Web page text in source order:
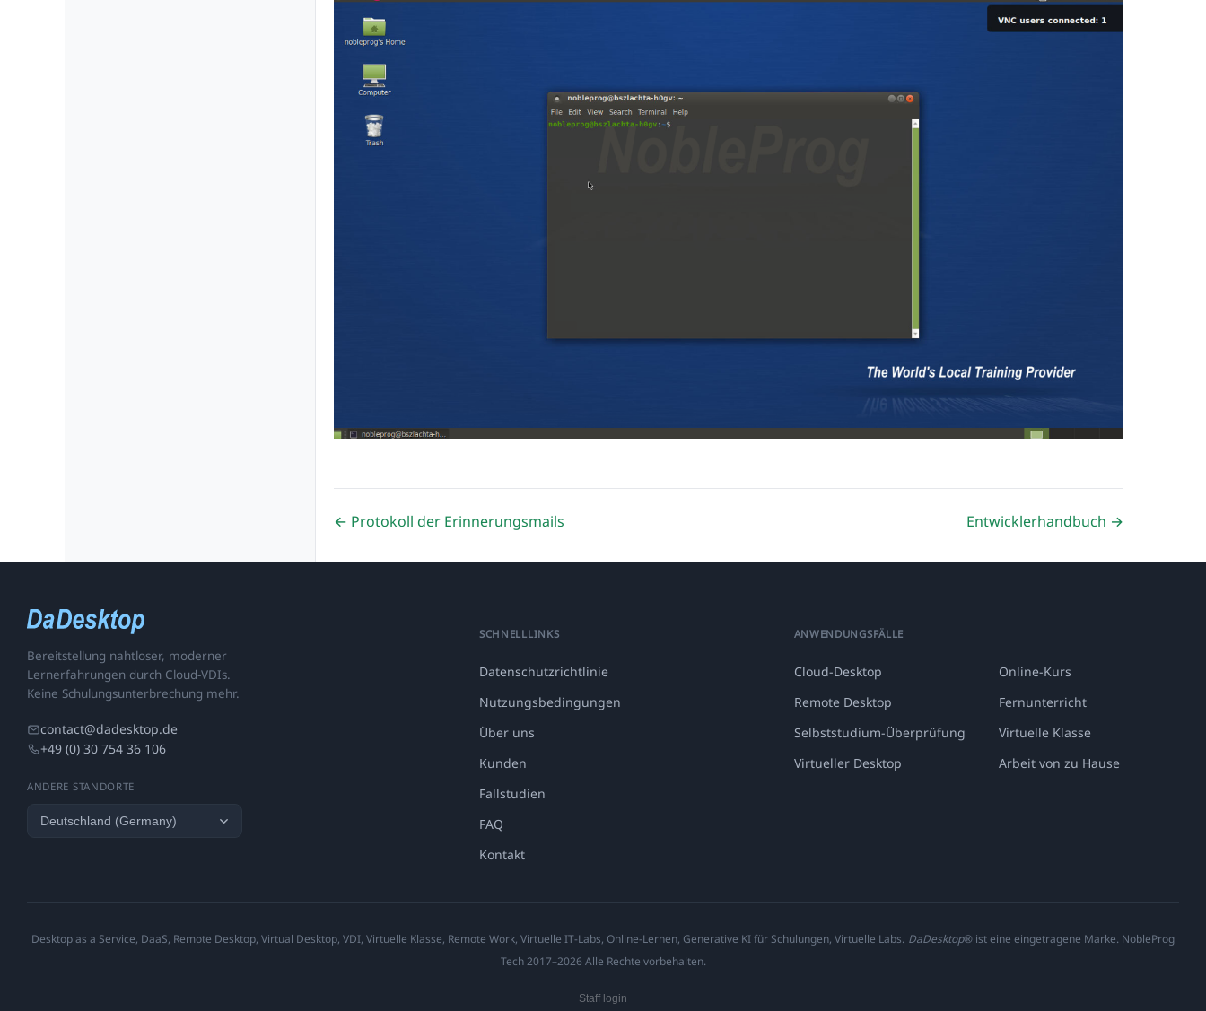
← Protokoll der Erinnerungsmails Entwicklerhandbuch →
Bereitstellung nahtloser, moderner
Lernerfahrungen durch Cloud-VDIs.
Keine Schulungsunterbrechung mehr.
contact@dadesktop.de
+49 (0) 30 754 36 106
ANDERE STANDORTE
SCHNELLLINKS
Datenschutzrichtlinie
Nutzungsbedingungen
Über uns
Kunden
Fallstudien
FAQ
Kontakt
ANWENDUNGSFÄLLE
Cloud-Desktop
Online-Kurs
Remote Desktop
Fernunterricht
Selbststudium-Überprüfung
Virtuelle Klasse
Virtueller Desktop
Arbeit von zu Hause
Desktop as a Service, DaaS, Remote Desktop, Virtual Desktop, VDI, Virtuelle Klasse, Remote Work, Virtuelle IT-Labs, Online-Lernen, Generative KI für Schulungen, Virtuelle Labs. DaDesktop® ist eine eingetragene Marke. NobleProg
Tech 2017–2026 Alle Rechte vorbehalten.
Staff login